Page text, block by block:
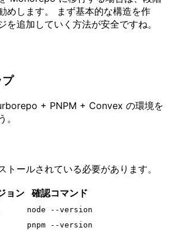
めします。 まず基本的な構造を作
を追加していく方法が安全ですね。
+ PNPM + Convex の環境を
トールされている必要があります。
ョン 確認コマンド
node --version
pnpm --version